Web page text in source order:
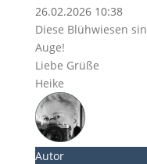
26.02.2026 10:38
Diese Blühwiesen
Auge!
Liebe Grüße
Heike
Autor